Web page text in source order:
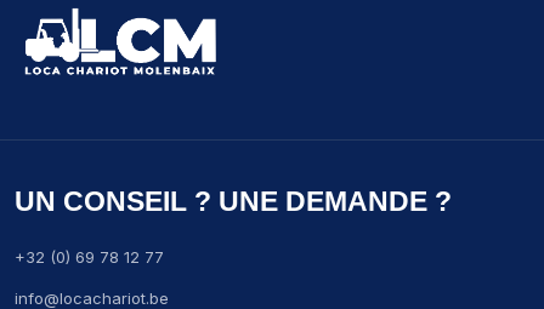
UN CONSEIL ? UNE DEMANDE ?
+32 (0) 69 78 12 77
info@locachariot.be